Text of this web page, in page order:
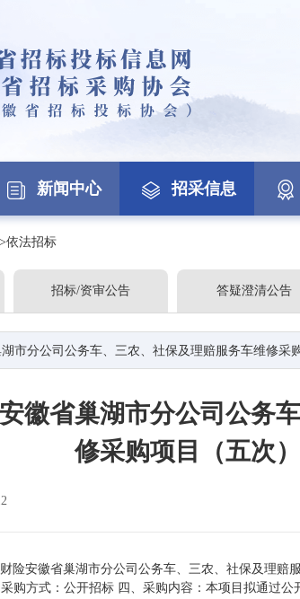
新闻中心 招采信息
>依法招标
招标/资审公告 答疑澄清公告
市分公司公务车、三农、社保及理赔服务车维修采
徽省巢湖市分公司公务
修采购项目（五次
险安徽省巢湖市分公司公务车、三农、社保及理赔
采购方式：公开招标 四、采购内容：本项目拟通过